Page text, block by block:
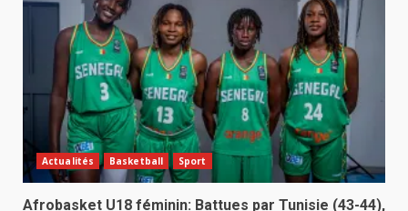
Actualités Basketball Sport
Afrobasket U18 féminin: Battues par Tunisie (43-44),